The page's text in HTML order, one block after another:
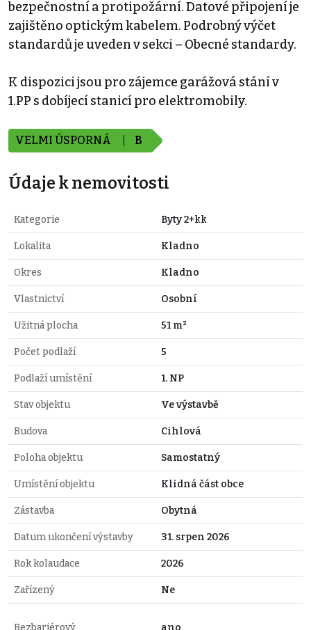
bezpečnostní a protipožární. Datové připojení je
zajištěno optickým kabelem. Podrobný výčet
standardů je uveden v sekci – Obecné standardy.
K dispozici jsou pro zájemce garážová stání v
1.PP s dobíjecí stanicí pro elektromobily.
VELMI ÚSPORNÁ B
Údaje k nemovitosti
Kategorie Byty 2+kk
Lokalita Kladno
Okres Kladno
Vlastnictví Osobní
Užitná plocha 51 m²
Počet podlaží 5
Podlaží umístění 1. NP
Stav objektu Ve výstavbě
Budova Cihlová
Poloha objektu Samostatný
Umístění objektu Klidná část obce
Zástavba Obytná
Datum ukončení výstavby 31. srpen 2026
Rok kolaudace 2026
Zařízený Ne
Bezbariérový ano